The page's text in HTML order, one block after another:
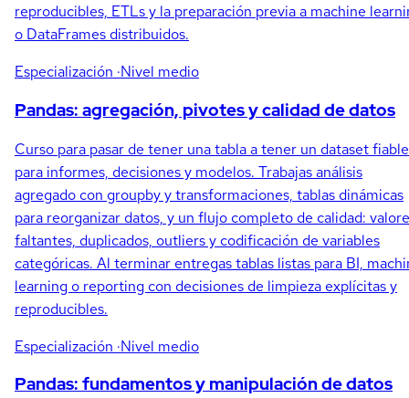
reproducibles, ETLs y la preparación previa a machine
o DataFrames distribuidos.
Especialización ·Nivel medio
Pandas: agregación, pivotes y calidad de datos
Curso para pasar de tener una tabla a tener un dataset fiable
para informes, decisiones y modelos. Trabajas análisis
agregado con groupby y transformaciones, tablas dinámicas
para reorganizar datos, y un flujo completo de calidad:
faltantes, duplicados, outliers y codificación de variables
categóricas. Al terminar entregas tablas listas para BI,
learning o reporting con decisiones de limpieza explícitas y
reproducibles.
Especialización ·Nivel medio
Pandas: fundamentos y manipulación de datos